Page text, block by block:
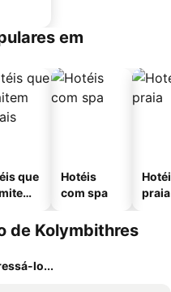
em
que
Hotéis
com spa
praia
de Kolymbithres
lo...